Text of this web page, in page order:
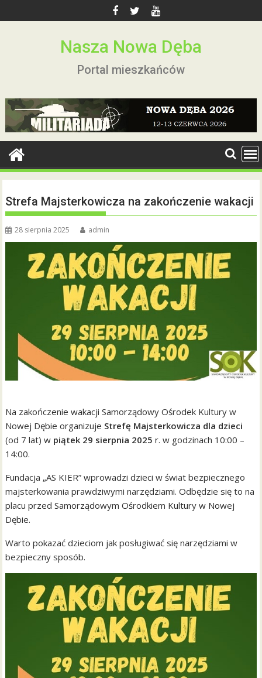
to
Nasza Nowa Dęba
Portal mieszkańców
Strefa Majsterkowicza na zakończenie wakacji
28 sierpnia 2025 admin
Na zakończenie wakacji Samorządowy Ośrodek Kultury w
Nowej Dębie organizuje Strefę Majsterkowicza dla dzieci
(od 7 lat) w piątek 29 sierpnia 2025 r. w godzinach 10:00 –
14:00.
Fundacja „AS KIER” wprowadzi dzieci w świat bezpiecznego
majsterkowania prawdziwymi narzędziami. Odbędzie się to na
placu przed Samorządowym Ośrodkiem Kultury w Nowej
Dębie.
Warto pokazać dzieciom jak posługiwać się narzędziami w
bezpieczny sposób.